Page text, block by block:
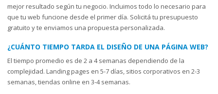
mejor resultado según tu negocio. Incluimos todo lo necesario para
que tu web funcione desde el primer día. Solicitá tu presupuesto
gratuito y te enviamos una propuesta personalizada.
¿CUÁNTO TIEMPO TARDA EL DISEÑO DE UNA PÁGINA WEB?
El tiempo promedio es de 2 a 4 semanas dependiendo de la
complejidad. Landing pages en 5-7 días, sitios corporativos en 2-3
semanas, tiendas online en 3-4 semanas.